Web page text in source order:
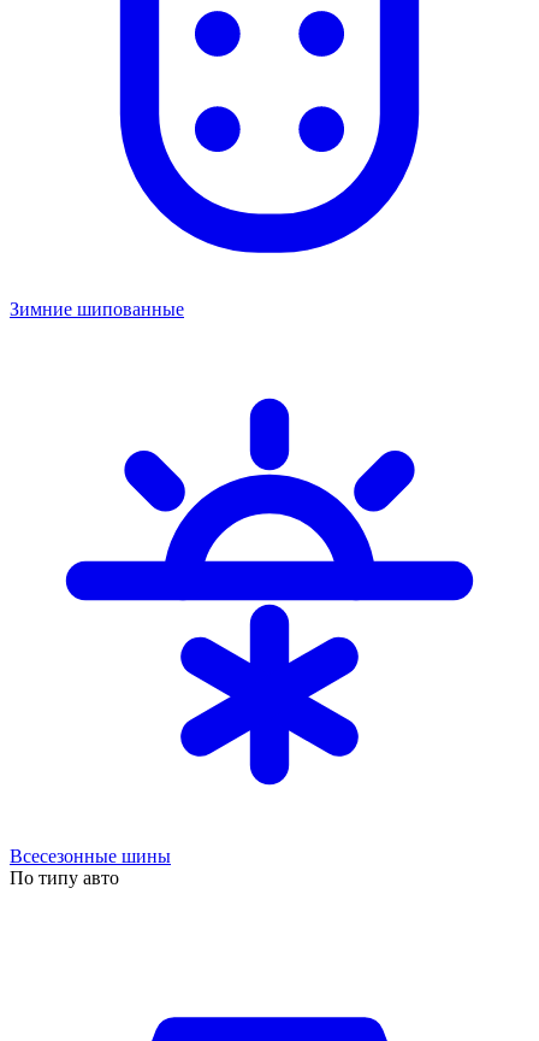
Зимние шипованные
Всесезонные шины
По типу авто